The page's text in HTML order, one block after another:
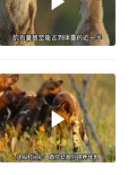
2026》歌王
岁山NPC成功